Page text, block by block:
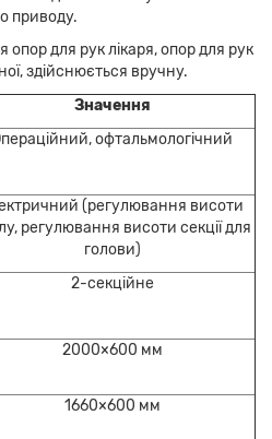
приводу.
для рук лікаря, опор для рук
здійснюється вручну.
Значення
офтальмологічний
(регулювання висоти
регулювання висоти секції для
голови)
2-секційне
2000×600 мм
1660×600 мм